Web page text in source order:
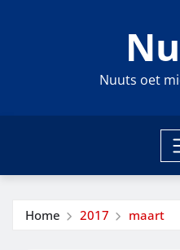
Nuuts oet
Home 2017 maart